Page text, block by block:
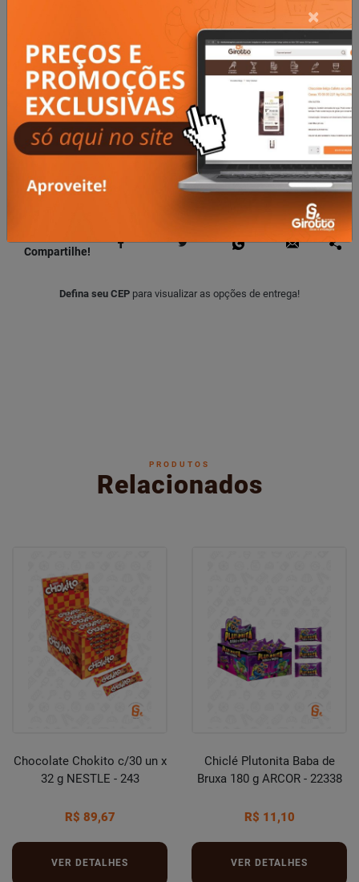
×
COMPRAR AGORA
Calcule
OK
Compartilhe!
Defina seu CEP para visualizar as opções de entrega!
PRODUTOS
Relacionados
Chocolate Chokito c/30 un x
32 g NESTLE - 243
R$ 89,67
VER DETALHES
Chiclé Plutonita Baba de
Bruxa 180 g ARCOR - 22338
R$ 11,10
VER DETALHES